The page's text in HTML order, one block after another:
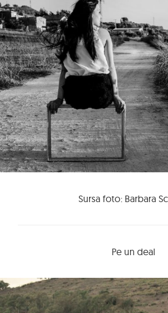
Sursa foto: Barbara
Pe un deal